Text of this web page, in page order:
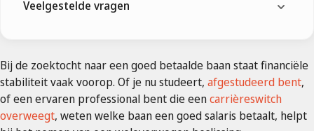
Bij de zoektocht naar een goed betaalde baan staat financiële
stabiliteit vaak voorop. Of je nu studeert, afgestudeerd bent,
of een ervaren professional bent die eencarrièreswitch
overweegt, weten welke baan een goed salaris betaalt, helpt
Veelgestelde vragen